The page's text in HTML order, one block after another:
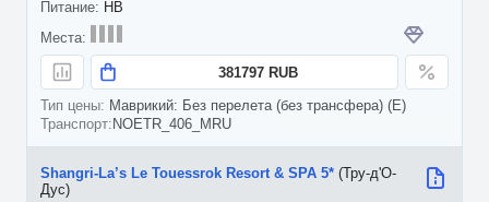
HB
381797 RUB
Маврикий: Без перелета (без трансфера) (E)
NOETR_406_MRU
Shangri-La’s Le Touessrok Resort & SPA 5* (Тру-д'О-
Дус)